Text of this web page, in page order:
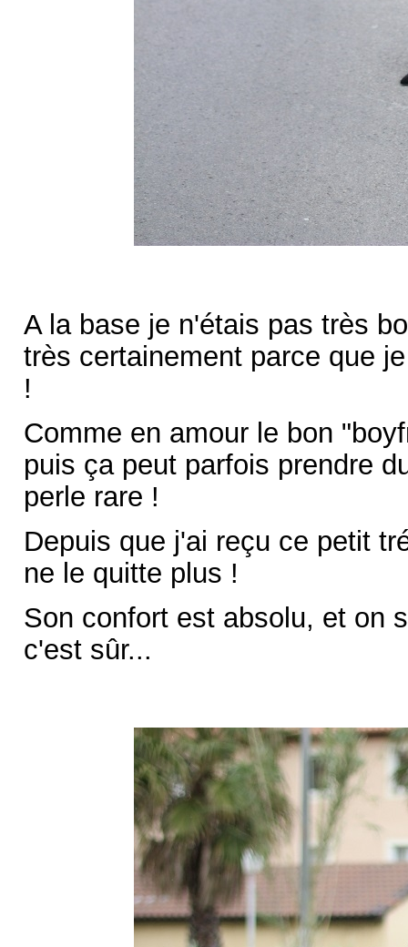
A la base je n'étais pas très
très certainement parce que
!
Comme en amour le bon
puis ça peut parfois prendre
perle rare !
Depuis que j'ai reçu ce petit
ne le quitte plus !
Son confort est absolu, et on
c'est sûr...